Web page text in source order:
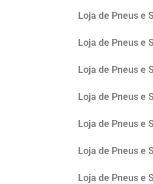
Loja de Pneus e
Loja de Pneus e
Loja de Pneus e
Loja de Pneus e
Loja de Pneus e
Loja de Pneus e
Loja de Pneus e